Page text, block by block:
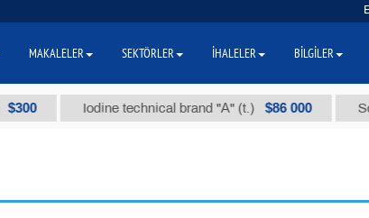
Iodine technical brand "А" (t.) $86 000
MAKALELER SEKTÖRLER İHALELER BILGILER